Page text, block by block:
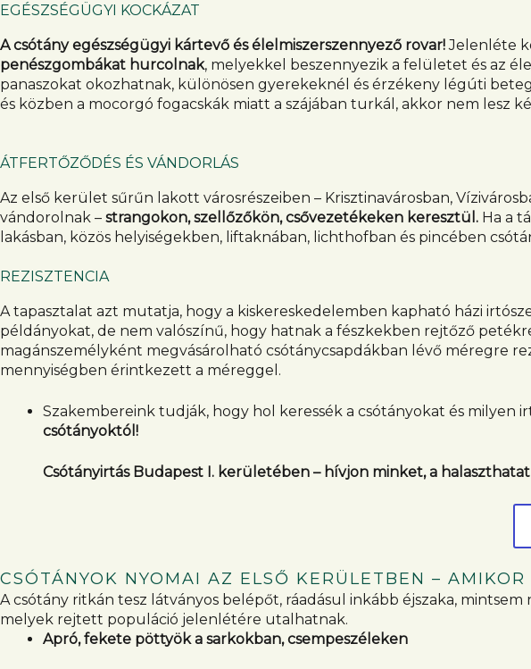
EGÉSZSÉGÜGYI KOCKÁZAT
A csótány egészségügyi kártevő és élelmiszerszennyező rovar!Jelenléte
penészgombákat hurcolnak, melyekkel beszennyezik a felületet és az
panaszokat okozhatnak, különösen gyerekeknél és érzékeny légúti
és közben a mocorgó fogacskák miatt a szájában turkál, akkor nem lesz
ÁTFERTŐZŐDÉS ÉS VÁNDORLÁS
Az első kerület sűrűn lakott városrészeiben – Krisztinavárosban,
vándorolnak – strangokon, szellőzőkön, csővezetékeken keresztül. Ha a
lakásban, közös helyiségekben, liftaknában, lichthofban és pincében
REZISZTENCIA
A tapasztalat azt mutatja, hogy a kiskereskedelemben kapható házi
példányokat, de nem valószínű, hogy hatnak a fészkekben rejtőző
magánszemélyként megvásárolható csótánycsapdákban lévő méregre
mennyiségben érintkezett a méreggel.
Szakembereink tudják, hogy hol keressék a csótányokat és milyen
csótányoktól!
Csótányirtás Budapest I. kerületében – hívjon minket, a
CSÓTÁNYOK NYOMAI AZ ELSŐ KERÜLETBEN –
A csótány ritkán tesz látványos belépőt, ráadásul inkább éjszaka,
melyek rejtett populáció jelenlétére utalhatnak.
Apró, fekete pöttyök a sarkokban, csempeszéleken